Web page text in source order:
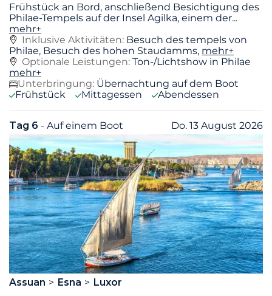
Frühstück an Bord, anschließend Besichtigung des
Philae-Tempels auf der Insel Agilka, einem der...
mehr+
Inklusive Aktivitäten: Besuch des tempels von
Philae, Besuch des hohen Staudamms, mehr+
Optionale Leistungen: Ton-/Lichtshow in Philae
mehr+
Unterbringung: Übernachtung auf dem Boot
Frühstück
Mittagessen Abendessen
Tag 6 - Auf einem Boot Do. 13 August 2026
Assuan Esna
Luxor